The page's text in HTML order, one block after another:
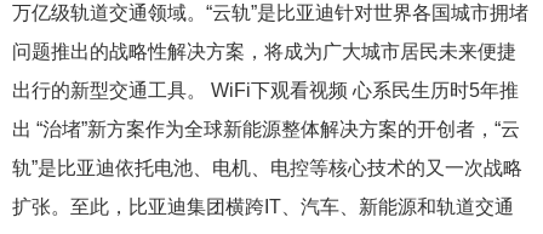
万亿级轨道交通领域。“云轨”是比亚迪针对世界各国城市拥堵
问题推出的战略性解决方案，将成为广大城市居民未来便捷
出行的新型交通工具。 WiFi下观看视频 心系民生历时5年推
出 “治堵”新方案作为全球新能源整体解决方案的开创者，“云
轨”是比亚迪依托电池、电机、电控等核心技术的又一次战略
扩张。至此，比亚迪集团横跨IT、汽车、新能源和轨道交通